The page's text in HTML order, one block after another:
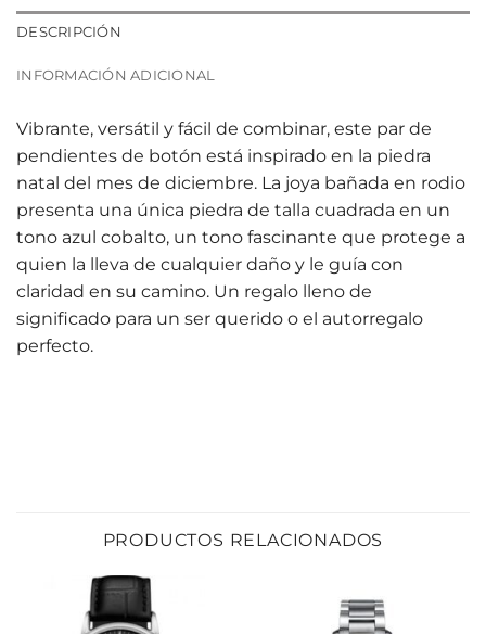
DESCRIPCIÓN
INFORMACIÓN ADICIONAL
Vibrante, versátil y fácil de combinar, este par de
pendientes de botón está inspirado en la piedra
natal del mes de diciembre. La joya bañada en rodio
presenta una única piedra de talla cuadrada en un
tono azul cobalto, un tono fascinante que protege a
quien la lleva de cualquier daño y le guía con
claridad en su camino. Un regalo lleno de
significado para un ser querido o el autorregalo
perfecto.
PRODUCTOS RELACIONADOS